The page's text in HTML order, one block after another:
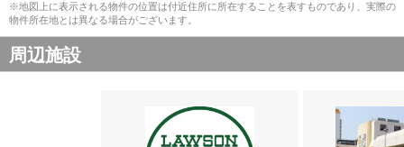
※地図上に表示される物件の位置は付近住所に所在することを表すものであり、実際の
物件所在地とは異なる場合がございます。
周辺施設